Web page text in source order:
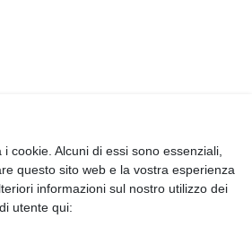
cookie. Alcuni di essi sono essenziali,
questo sito web e la vostra esperienza
informazioni sul nostro utilizzo dei
utente qui: